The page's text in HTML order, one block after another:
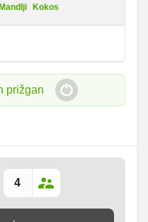
Kokos
prižgan